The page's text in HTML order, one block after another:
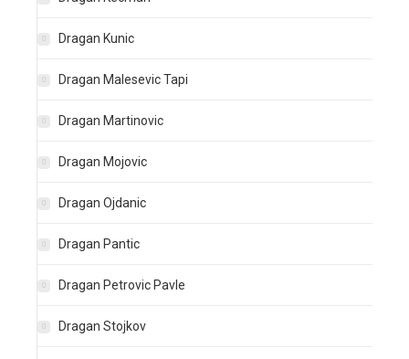
Dragan Kunic
Dragan Malesevic Tapi
Dragan Martinovic
Dragan Mojovic
Dragan Ojdanic
Dragan Pantic
Dragan Petrovic Pavle
Dragan Stojkov